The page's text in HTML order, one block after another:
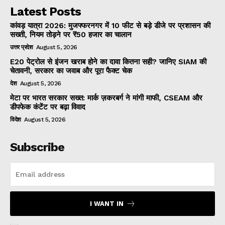
Latest Posts
कांवड़ यात्रा 2026: मुजफ्फरनगर में 10 फीट से बड़े डीजे पर प्रशासन की
सख्ती, नियम तोड़ने पर ₹50 हजार का चालान
उत्तर प्रदेश August 5, 2026
E20 पेट्रोल से इंजन खराब होने का दावा कितना सही? जानिए SIAM की
चेतावनी, सरकार का जवाब और पूरा फैक्ट चेक
देश August 5, 2026
मेटा पर भारत सरकार सख्त: मार्क ज़करबर्ग ने मांगी माफी, CSEAM और
डीपफेक कंटेंट पर बढ़ा विवाद
विदेश August 5, 2026
Subscribe
I WANT IN